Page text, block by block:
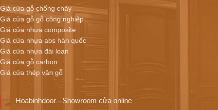
Giá cửa gỗ chống cháy
Giá cửa gỗ gỗ công nghiệp
Giá cửa nhựa composite
Giá cửa nhựa abs hàn quốc
Giá cửa nhựa đài loan
Giá cửa gỗ carbon
Giá cửa thép vân gỗ
Hoabinhdoor - Showroom cửa online